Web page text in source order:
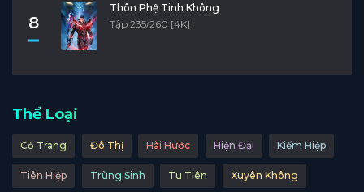
8
Thôn Phệ Tinh Không
Tập 235/260 [4K]
Thể Loại
Cổ Trang Đô Thị Hài Hước Hiện Đại Kiếm Hiệp
Tiên Hiệp Trùng Sinh Tu Tiên Xuyên Không